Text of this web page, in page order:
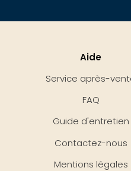
Aide
Service après-
FAQ
Guide d'entretien
Contactez-nous
Mentions légales